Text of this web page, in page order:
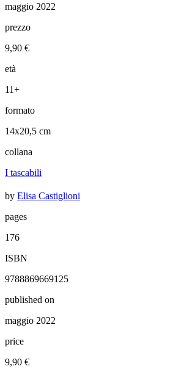
maggio 2022
prezzo
9,90 €
età
11+
formato
14x20,5 cm
collana
I tascabili
by Elisa Castiglioni
pages
176
ISBN
9788869669125
published on
maggio 2022
price
9,90 €